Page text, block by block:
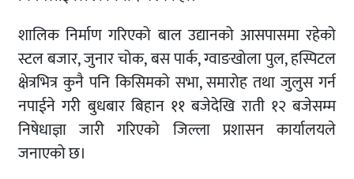
शालिक निर्माण गरिएको बाल उद्यानको आसपासमा रहेको
स्टल बजार, जुनार चोक, बस पार्क, ग्वाङखोला पुल, हस्पिटल
क्षेत्रभित्र कुनै पनि किसिमको सभा, समारोह तथा जुलुस गर्न
नपाईने गरी बुधबार बिहान ११ बजेदेखि राती १२ बजेसम्म
निषेधाज्ञा जारी गरिएको जिल्ला प्रशासन कार्यालयले
जनाएको छ।